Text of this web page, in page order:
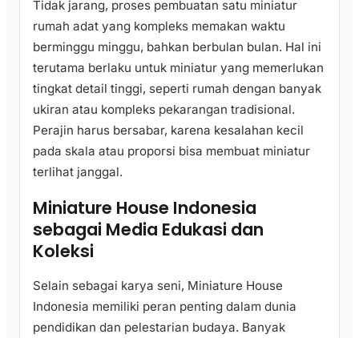
Tidak jarang, proses pembuatan satu miniatur
rumah adat yang kompleks memakan waktu
berminggu minggu, bahkan berbulan bulan. Hal ini
terutama berlaku untuk miniatur yang memerlukan
tingkat detail tinggi, seperti rumah dengan banyak
ukiran atau kompleks pekarangan tradisional.
Perajin harus bersabar, karena kesalahan kecil
pada skala atau proporsi bisa membuat miniatur
terlihat janggal.
Miniature House Indonesia
sebagai Media Edukasi dan
Koleksi
Selain sebagai karya seni, Miniature House
Indonesia memiliki peran penting dalam dunia
pendidikan dan pelestarian budaya. Banyak